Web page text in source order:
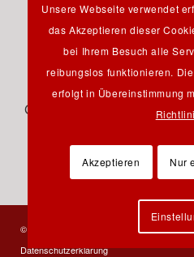
Hauptstraße 12B - 85232
Germany - Tel.: +49 8131 61
© 2023 Verlag Dr. Friedrich Pfeil - Alle
Datenschutzerklärung
Unsere Webseite verwendet
das Akzeptieren dieser
bei Ihrem Besuch alle
reibungslos funktionieren.
erfolgt in Übereinstimmung
Akzeptieren Nur